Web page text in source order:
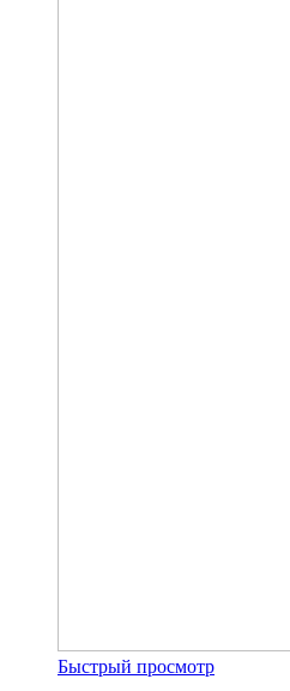
Быстрый просмотр